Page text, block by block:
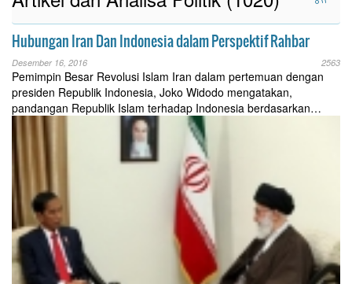
Hubungan Iran Dan Indonesia dalam Perspektif Rahbar
Desember 16, 2016 2563
Pemimpin Besar Revolusi Islam Iran dalam pertemuan dengan
presiden Republik Indonesia, Joko Widodo mengatakan,
pandangan Republik Islam terhadap Indonesia berdasarkan…